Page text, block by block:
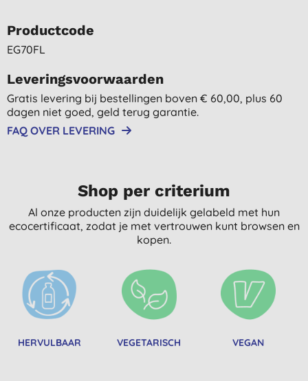
Productcode
EG70FL
Leveringsvoorwaarden
Gratis levering bij bestellingen boven € 60,00, plus 60
dagen niet goed, geld terug garantie.
FAQ OVER LEVERING
Shop per criterium
Al onze producten zijn duidelijk gelabeld met hun
ecocertificaat, zodat je met vertrouwen kunt browsen en
kopen.
HERVULBAAR VEGETARISCH VEGAN